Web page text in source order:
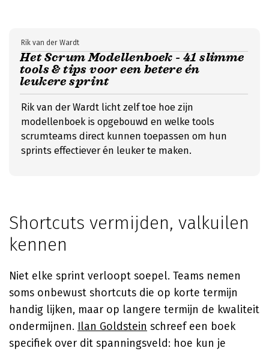
Het Scrum Modellenboek - 41 slimme
tools & tips voor een betere én
leukere sprint
Rik van der Wardt
Rik van der Wardt licht zelf toe hoe zijn
modellenboek is opgebouwd en welke tools
scrumteams direct kunnen toepassen om hun
sprints effectiever én leuker te maken.
Shortcuts vermijden, valkuilen
kennen
Niet elke sprint verloopt soepel. Teams nemen
soms onbewust shortcuts die op korte termijn
handig lijken, maar op langere termijn de kwaliteit
ondermijnen. Ilan Goldstein schreef een boek
specifiek over dit spanningsveld: hoe kun je